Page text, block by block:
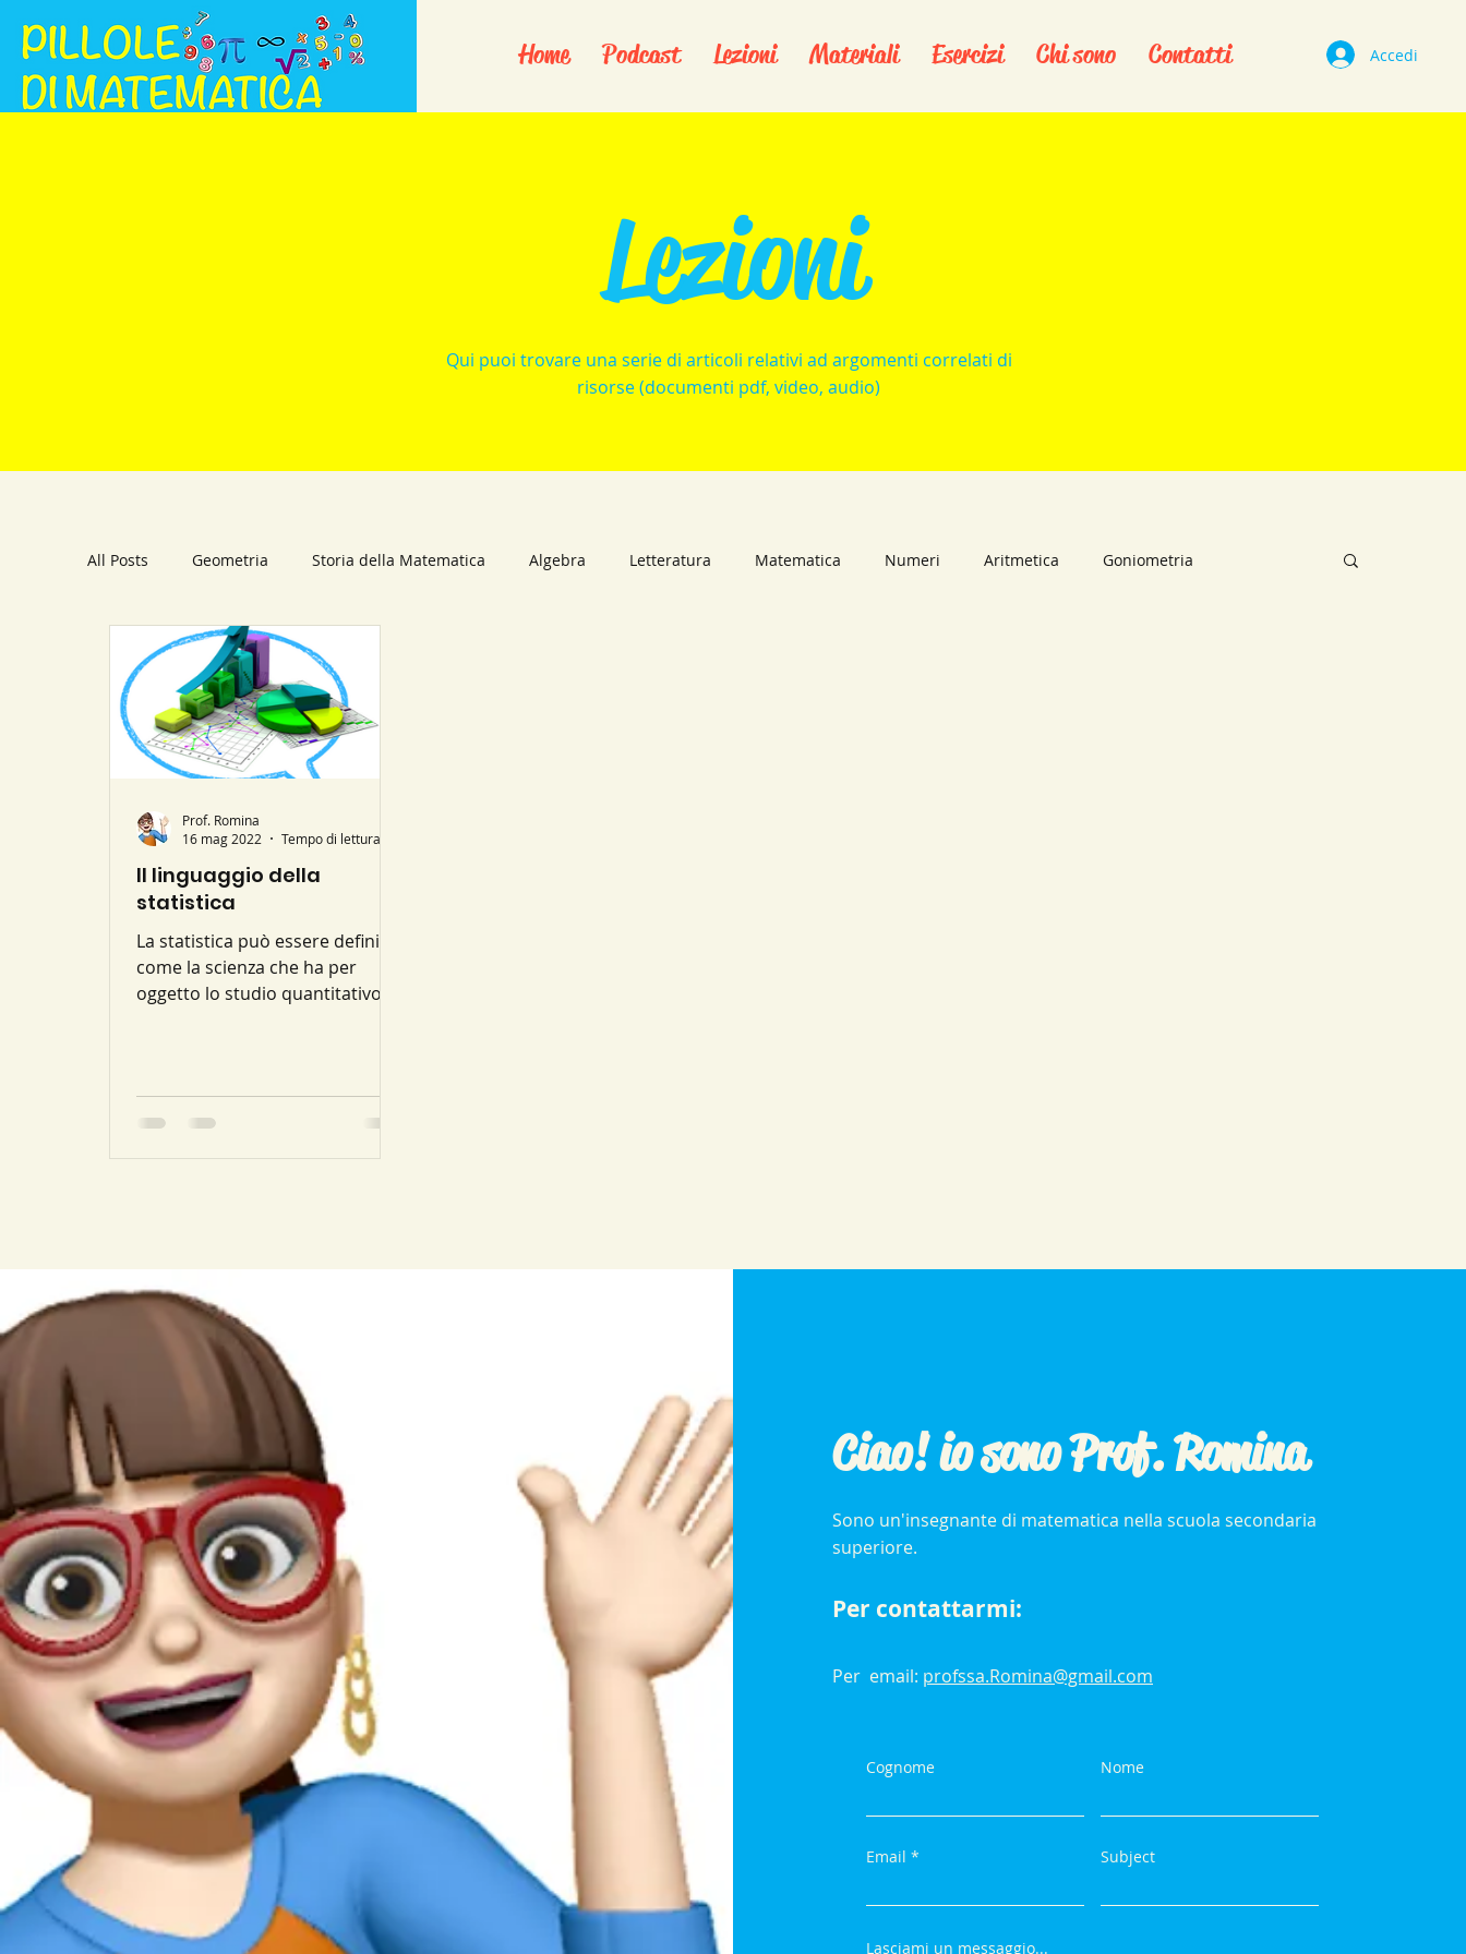
Home Podcast Lezioni Materiali Esercizi Chi sono Contatti Accedi
Lezioni
Qui puoi trovare una serie di articoli relativi ad argomenti correlati di
risorse (documenti pdf, video, audio)
All Posts Geometria Storia della Matematica Algebra Letteratura Matematica Numeri Aritmetica Goniometria
Trigonometria Applicazioni pratiche
Polinomi Statistica Schemi
Parabola Luoghi geometrici
Il linguaggio della
statistica
La statistica può essere definita
come la scienza che ha per
oggetto lo studio quantitativo
Prof. Romina
16 mag 2022
Ciao! io sono Prof. Romina
Sono un'insegnante di matematica nella scuola secondaria
superiore.
Per contattarmi:
Per email: profssa.Romina@gmail.com
Cognome Nome
Email Subject
Lasciami un messaggio...